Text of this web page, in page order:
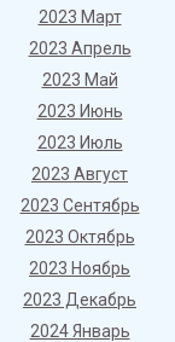
2023 Март
2023 Апрель
2023 Май
2023 Июнь
2023 Июль
2023 Август
2023 Сентябрь
2023 Октябрь
2023 Ноябрь
2023 Декабрь
2024 Январь